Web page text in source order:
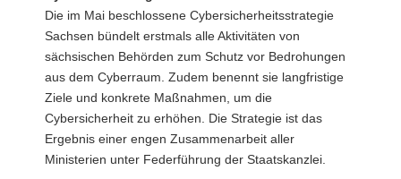
Die im Mai beschlossene Cybersicherheitsstrategie
Sachsen bündelt erstmals alle Aktivitäten von
sächsischen Behörden zum Schutz vor Bedrohungen
aus dem Cyberraum. Zudem benennt sie langfristige
Ziele und konkrete Maßnahmen, um die
Cybersicherheit zu erhöhen. Die Strategie ist das
Ergebnis einer engen Zusammenarbeit aller
Ministerien unter Federführung der Staatskanzlei.